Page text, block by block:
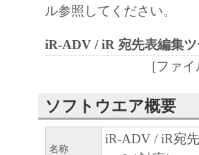
ル参照してください。
iR-ADV / iR 宛先表編集
[ファイ
ソフトウエア概要
名称
iR-ADV / iR宛